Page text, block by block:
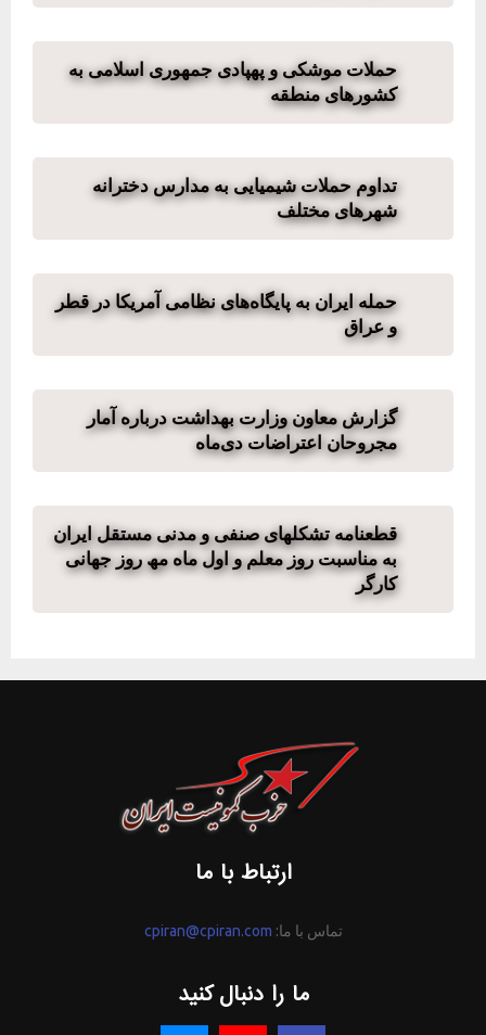
حملات موشکی و پهپادی جمهوری اسلامی به
کشورهای منطقه
تداوم حملات شیمیایی به مدارس دخترانه
شهرهای مختلف
حمله ایران به پایگاه‌های نظامی آمریکا در قطر
و عراق
گزارش معاون وزارت بهداشت درباره آمار
مجروحان اعتراضات دی‌ماه
قطعنامه تشکلھای صنفی و مدنی مستقل ایران
به مناسبت روز معلم و اول ماه مھ روز جھانی
کارگر
ارتباط با ما
تماس با ما: cpiran@cpiran.com
ما را دنبال کنید